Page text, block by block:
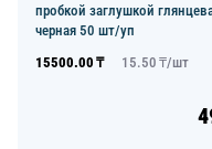
пробкой заглушкой
черная 50 шт/уп
15500.00 ₸ 15.50 ₸/шт